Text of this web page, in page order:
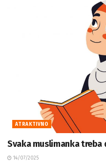
ATRAKTIVNO
Svaka muslimanka treba
14/07/2025